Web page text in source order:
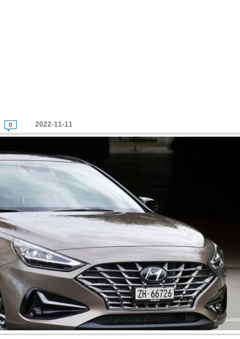
0 2022-11-11